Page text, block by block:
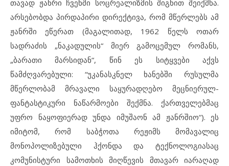
თავად ჟანრი ჩვენში სოცრეალიზმის შიგნით შეიქმნა.
არსებობდა პირდაპირი დირექტივა, რომ მწერლებს ამ
ჟანრში ეწერათ (მაგალითად, 1962 წელს ოთარ
სადრაძის „ნაკადულის“ მიერ გამოცემულ რომანს,
„ბარათი მარსიდან“, წინ ეს სიტყვები აქვს
წამძღვარებული: “უკანასკნელ ხანებში რუსულმა
მწერლობამ მრავალი საყურადღებო მეცნიერულ-
ფანტასტიკური ნაწარმოები შექმნა. ქართველებმაც
უფრო ნაყოფიერად უნდა იმუშაონ ამ ჟანრშიო“). ეს
იმიტომ, რომ საბჭოთა რეჟიმს მომავალიც
მონოპოლიზებული ჰქონდა და ტექნოლოგიასაც
კომუნისტური სამოთხის მიღწევის მთავარ იარაღად